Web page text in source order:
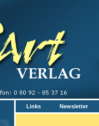
Links Newsletter